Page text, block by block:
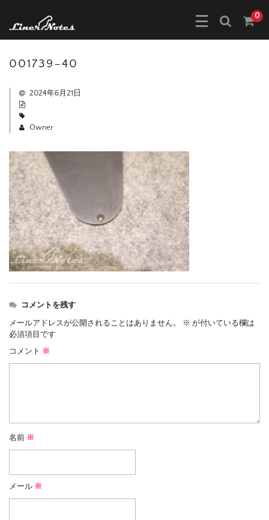
0
001739–40
2024年6月21日
Owner
コメントを残す
メールアドレスが公開されることはありません。 ※ が付いている欄は
必須項目です
コメント ※
名前 ※
メール ※